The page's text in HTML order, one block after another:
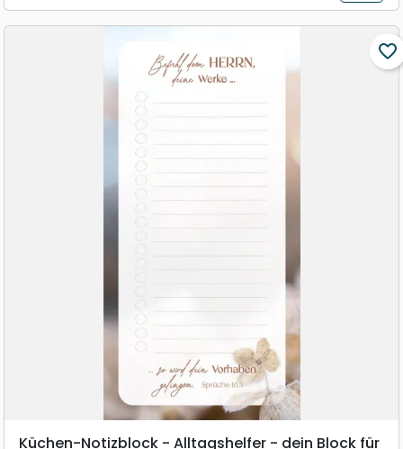
favorite_border
Küchen-Notizblock - Alltagshelfer - dein Block für